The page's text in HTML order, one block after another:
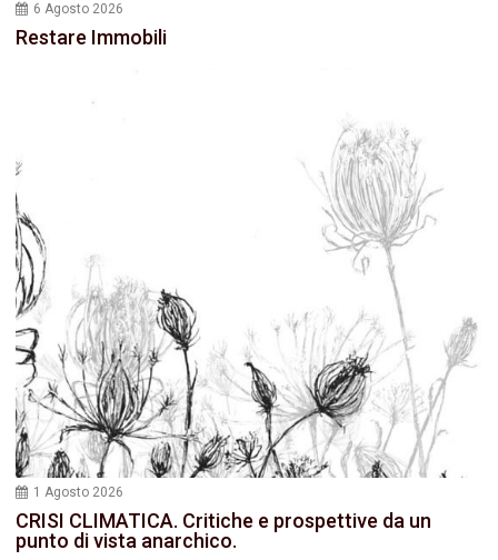
6 Agosto 2026
Restare Immobili
1 Agosto 2026
CRISI CLIMATICA. Critiche e prospettive da un
punto di vista anarchico.